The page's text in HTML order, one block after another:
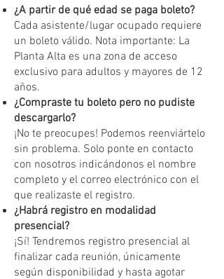
¿A partir de qué edad se paga boleto?
Cada asistente/lugar ocupado requiere
un boleto válido. Nota importante: La
Planta Alta es una zona de acceso
exclusivo para adultos y mayores de 12
años.
¿Compraste tu boleto pero no pudiste
descargarlo?
¡No te preocupes! Podemos reenviártelo
sin problema. Solo ponte en contacto
con nosotros indicándonos el nombre
completo y el correo electrónico con el
que realizaste el registro.
¿Habrá registro en modalidad
presencial?
¡Sí! Tendremos registro presencial al
finalizar cada reunión, únicamente
según disponibilidad y hasta agotar